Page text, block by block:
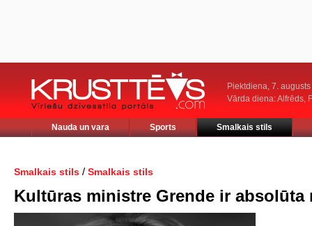
Piektdiena, 7. augusts
Vārda diena: Alfrēds,
Nauda un vara Sports Smalkais stils
Smalkais stils / Smalkais stils
Kultūras ministre Grende ir absolūta